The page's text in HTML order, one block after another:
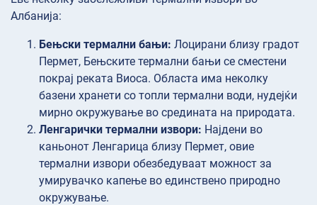
Албанија:
Бењски термални бањи: Лоцирани близу градот
Пермет, Бењските термални бањи се сместени
покрај реката Виоса. Областа има неколку
базени хранети со топли термални води, нудејќи
мирно окружување во средината на природата.
Ленгарички термални извори: Најдени во
каньонот Ленгарица близу Пермет, овие
термални извори обезбедуваат можност за
умирувачко капење во единствено природно
окружување.